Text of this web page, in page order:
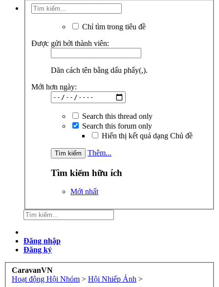
Chỉ tìm trong tiêu đề
Được gửi bởi thành viên:
Dãn cách tên bằng dấu phẩy(,).
Mới hơn ngày:
Search this thread only
Search this forum only
Hiển thị kết quả dạng Chủ đề
Thêm...
Tìm kiếm hữu ích
Mới nhất
Đăng nhập
Đăng ký
CaravanVN
Hoạt động Hội Nhóm > Hội Nhiếp Ảnh >